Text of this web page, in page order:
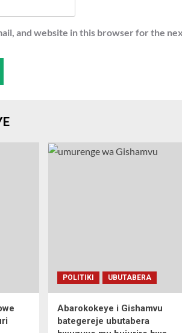
and website in this browser for the
POLITIKI UBUTABERA
Abarokokeye i Gishamvu
bategereje ubutabera